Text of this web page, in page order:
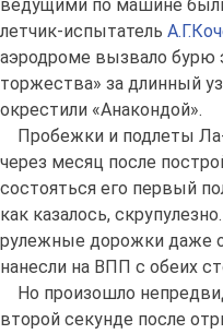
ведущими по машине
летчик-испытатель
аэродроме вызвало бурю
торжества» за длинный
окрестили «Анакондой».
Пробежки и подлеты
через месяц после
состояться его первый
как казалось,
рулежные дорожки даже
нанесли на ВПП с обеих
Но произошло
второй секунде после